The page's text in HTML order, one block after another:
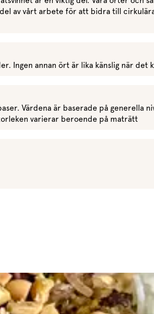
av vårt arbete för att bidra till
Ingen annan ört är lika känslig när det
Värdena är baserade på generella
varierar beroende på maträtt